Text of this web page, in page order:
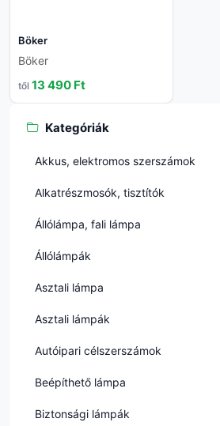
Böker
Böker
től 13 490 Ft
Kategóriák
Akkus, elektromos szerszámok
Alkatrészmosók, tisztítók
Állólámpa, fali lámpa
Állólámpák
Asztali lámpa
Asztali lámpák
Autóipari célszerszámok
Beépíthető lámpa
Biztonsági lámpák